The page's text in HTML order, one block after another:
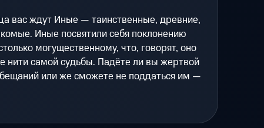
вас ждут Иные — таинственные, древние,
Иные посвятили себя поклонению
могущественному, что, говорят, оно
нити самой судьбы. Падёте ли вы жертвой
или же сможете не поддаться им —